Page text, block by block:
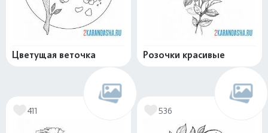
Цветущая веточка Розочки красивые
411 536